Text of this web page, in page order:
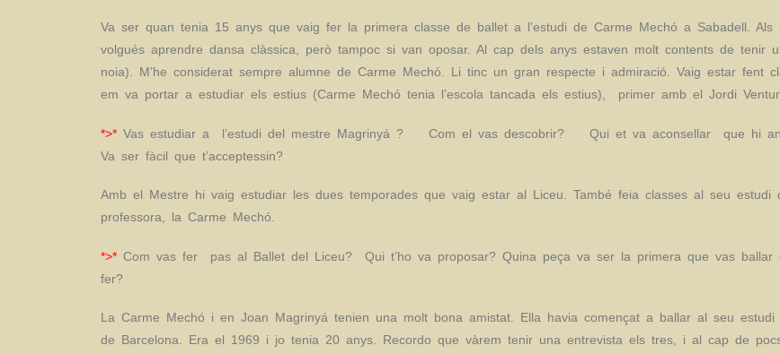
Va ser quan tenia 15 anys que vaig fer la primera classe de ballet a l’estudi de Carme Mechó a Sabadell.
volgués aprendre dansa clàssica, però tampoc si van oposar. Al cap dels anys estaven molt contents de
noia). M’he considerat sempre alumne de Carme Mechó. Li tinc un gran respecte i admiració. Vaig estar
em va portar a estudiar els estius (Carme Mechó tenia l’escola tancada els estius), primer amb el Jordi
*>* Vas estudiar a l’estudi del mestre Magrinyá ? Com el vas descobrir? Qui et va aconsellar que hi
Va ser fàcil que t’acceptessin?
Amb el Mestre hi vaig estudiar les dues temporades que vaig estar al Liceu. També feia classes al seu estudi
professora, la Carme Mechó.
*>* Com vas fer pas al Ballet del Liceu? Qui t’ho va proposar? Quina peça va ser la primera que vas ballar
fer?
La Carme Mechó i en Joan Magrinyá tenien una molt bona amistat. Ella havia començat a ballar al seu
de Barcelona. Era el 1969 i jo tenia 20 anys. Recordo que vàrem tenir una entrevista els tres, i al cap de